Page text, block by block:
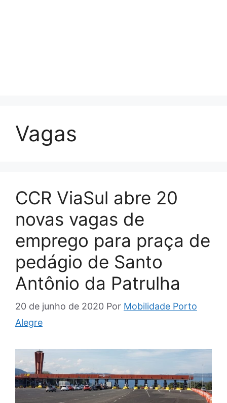
Vagas
CCR ViaSul abre 20
novas vagas de
emprego para praça de
pedágio de Santo
Antônio da Patrulha
20 de junho de 2020 Por Mobilidade Porto
Alegre